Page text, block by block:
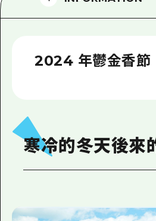
2024 年鬱金香節
寒冷的冬天後來